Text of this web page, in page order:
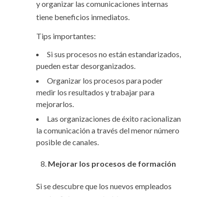
y organizar las comunicaciones internas
tiene beneficios inmediatos.
Tips importantes:
Si sus procesos no están estandarizados,
pueden estar desorganizados.
Organizar los procesos para poder
medir los resultados y trabajar para
mejorarlos.
Las organizaciones de éxito racionalizan
la comunicación a través del menor número
posible de canales.
Mejorar los procesos de formación
Si se descubre que los nuevos empleados